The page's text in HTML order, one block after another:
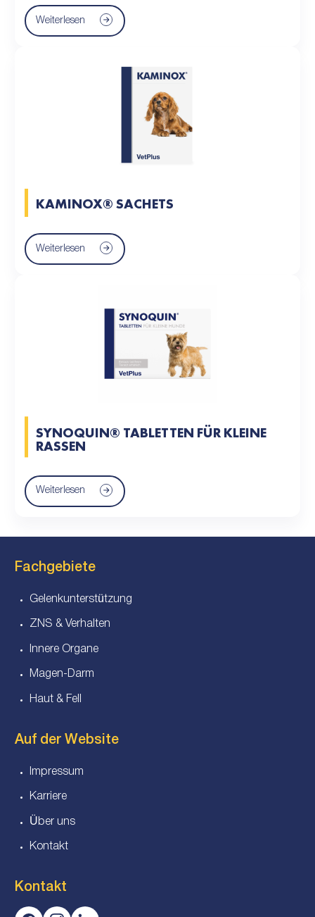
Weiterlesen
KAMINOX® SACHETS
Weiterlesen
SYNOQUIN® TABLETTEN FÜR KLEINE
RASSEN
Weiterlesen
Fachgebiete
Gelenkunterstützung
ZNS & Verhalten
Innere Organe
Magen-Darm
Haut & Fell
Auf der Website
Impressum
Karriere
Über uns
Kontakt
Kontakt